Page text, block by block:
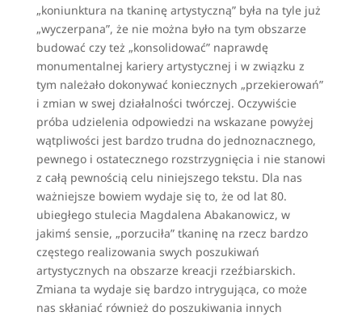
„koniunktura na tkaninę artystyczną” była na tyle już
„wyczerpana”, że nie można było na tym obszarze
budować czy też „konsolidować” naprawdę
monumentalnej kariery artystycznej i w związku z
tym należało dokonywać koniecznych „przekierowań”
i zmian w swej działalności twórczej. Oczywiście
próba udzielenia odpowiedzi na wskazane powyżej
wątpliwości jest bardzo trudna do jednoznacznego,
pewnego i ostatecznego rozstrzygnięcia i nie stanowi
z całą pewnością celu niniejszego tekstu. Dla nas
ważniejsze bowiem wydaje się to, że od lat 80.
ubiegłego stulecia Magdalena Abakanowicz, w
jakimś sensie, „porzuciła” tkaninę na rzecz bardzo
częstego realizowania swych poszukiwań
artystycznych na obszarze kreacji rzeźbiarskich.
Zmiana ta wydaje się bardzo intrygująca, co może
nas skłaniać również do poszukiwania innych